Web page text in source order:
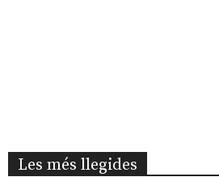
Les més llegides